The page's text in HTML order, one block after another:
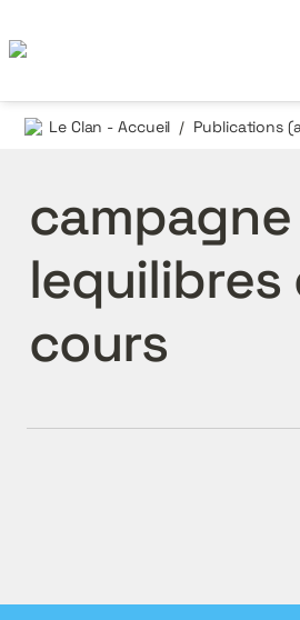
Le Clan - Accueil /
campagne
lequilibres
cours